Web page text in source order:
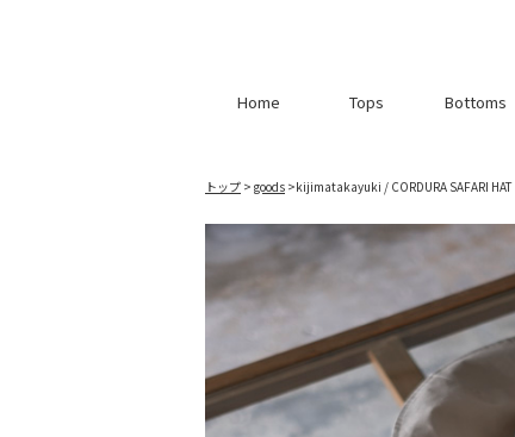
Home Tops Bottoms
トップ > goods >kijimatakayuki / CORDURA SAFARI HAT